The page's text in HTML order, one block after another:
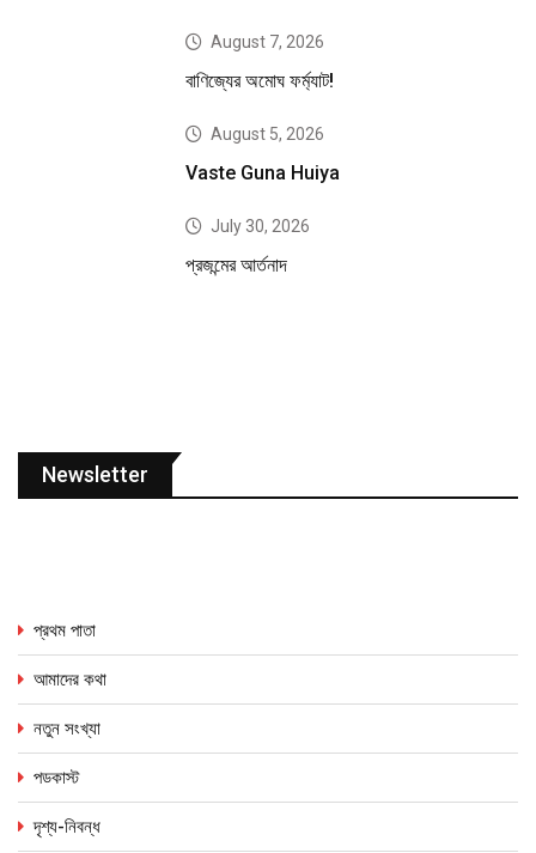
August 7, 2026
বাণিজ্যের অমোঘ ফর্ম্যাট!
August 5, 2026
Vaste Guna Huiya
July 30, 2026
প্রজন্মের আর্তনাদ
Newsletter
প্রথম পাতা
আমাদের কথা
নতুন সংখ্যা
পডকাস্ট
দৃশ্য-নিবন্ধ